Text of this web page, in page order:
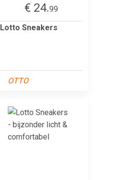
€ 24.99
Lotto Sneakers
OTTO